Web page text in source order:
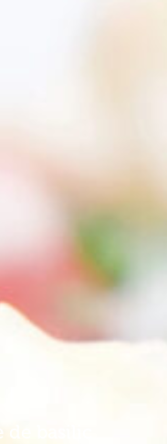
basilic